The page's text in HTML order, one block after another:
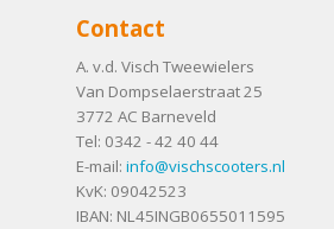
Contact
A. v.d. Visch Tweewielers
Van Dompselaerstraat 25
3772 AC Barneveld
Tel: 0342 - 42 40 44
E-mail: info@vischscooters.nl
KvK: 09042523
IBAN: NL45INGB0655011595